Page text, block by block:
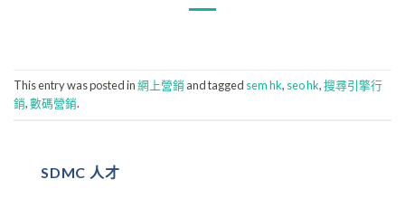
This entry was posted in網上營銷 and tagged sem hk, seo hk,搜尋引擎行
銷,數碼營銷.
SDMC 人才